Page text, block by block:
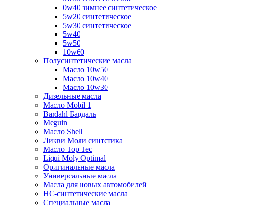
0w40 зимнее синтетическое
5w20 синтетическое
5w30 синтетическое
5w40
5w50
10w60
Полусинтетические масла
Масло 10w50
Масло 10w40
Масло 10w30
Дизельные масла
Масло Mobil 1
Bardahl Бардаль
Meguin
Масло Shell
Ликви Моли синтетика
Масло Top Tec
Liqui Moly Optimal
Оригинальные масла
Универсальные масла
Масла для новых автомобилей
HC-синтетические масла
Специальные масла